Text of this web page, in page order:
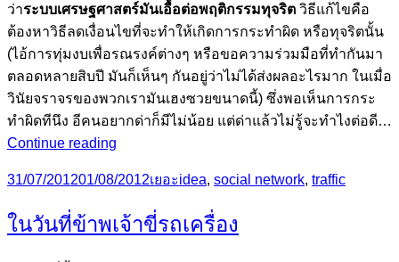
ว่าระบบเศรษฐศาสตร์มันเอื้อต่อพฤติกรรมทุจริต วิธีแก้ไขคือ
ต้องหาวิธีลดเงื่อนไขที่จะทำให้เกิดการกระทำผิด หรือทุจริตนั้น
(ไอ้การทุ่มงบเพื่อรณรงค์ต่างๆ หรือขอความร่วมมือที่ทำกันมา
ตลอดหลายสิบปี มันก็เห็นๆ กันอยู่ว่าไม่ได้ส่งผลอะไรมาก ในเมื่อ
วินัยจราจรของพวกเรามันเฮงซวยขนาดนี้) ซึ่งพอเห็นการกระ
ทำผิดทีนึง อีคนอยากด่าก็มีไม่น้อย แต่ด่าแล้วไม่รู้จะทำไงต่อดี…
Continue reading
แก้
ปัญหา
การ
Posted
31/07/201201/08/2012Categories
เยอะTags
idea, social network, traffic
ในวันที่ข้าพเจ้าขี่รถเครื่อง